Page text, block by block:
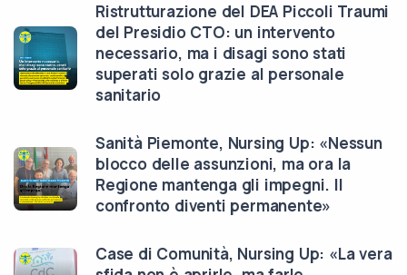
Ristrutturazione del DEA Piccoli Traumi
del Presidio CTO: un intervento
necessario, ma i disagi sono stati
superati solo grazie al personale
sanitario
Sanità Piemonte, Nursing Up: «Nessun
blocco delle assunzioni, ma ora la
Regione mantenga gli impegni. Il
confronto diventi permanente»
Case di Comunità, Nursing Up: «La vera